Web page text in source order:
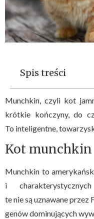
Spis treści
Munchkin, czyli kot
krótkie kończyny, do
To inteligentne,
Kot munchkin
Munchkin to
i
te nie są uznawane przez
genów dominujących